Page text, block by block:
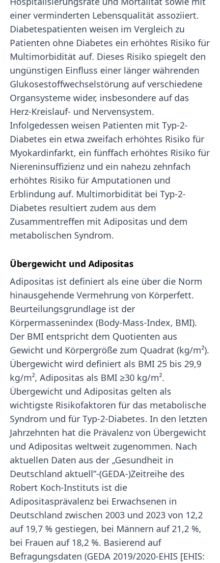
einer verminderten Lebensqualität assoziiert.
Diabetespatienten weisen im Vergleich zu
Patienten ohne Diabetes ein erhöhtes Risiko für
Multimorbidität auf. Dieses Risiko spiegelt den
ungünstigen Einfluss einer länger währenden
Glukosestoffwechselstörung auf verschiedene
Organsysteme wider, insbesondere auf das
Herz-Kreislauf- und Nervensystem.
Infolgedessen weisen Patienten mit Typ-2-
Diabetes ein etwa zweifach erhöhtes Risiko für
Myokardinfarkt, ein fünffach erhöhtes Risiko für
Niereninsuffizienz und ein nahezu zehnfach
erhöhtes Risiko für Amputationen und
Erblindung auf. Multimorbidität bei Typ-2-
Diabetes resultiert zudem aus dem
Zusammentreffen mit Adipositas und dem
metabolischen Syndrom.
Übergewicht und Adipositas
Adipositas ist definiert als eine über die Norm
hinausgehende Vermehrung von Körperfett.
Beurteilungsgrundlage ist der
Körpermassenindex (Body-Mass-Index, BMI).
Der BMI entspricht dem Quotienten aus
Gewicht und Körpergröße zum Quadrat (kg/m²).
Übergewicht wird definiert als BMI 25 bis 29,9
kg/m², Adipositas als BMI ≥30 kg/m².
Übergewicht und Adipositas gelten als
wichtigste Risikofaktoren für das metabolische
Syndrom und für Typ-2-Diabetes. In den letzten
Jahrzehnten hat die Prävalenz von Übergewicht
und Adipositas weltweit zugenommen. Nach
aktuellen Daten aus der „Gesundheit in
Deutschland aktuell”-(GEDA-)Zeitreihe des
Robert Koch-Instituts ist die
Adipositasprävalenz bei Erwachsenen in
Deutschland zwischen 2003 und 2023 von 12,2
auf 19,7 % gestiegen, bei Männern auf 21,2 %,
bei Frauen auf 18,2 %. Basierend auf
Befragungsdaten (GEDA 2019/2020-EHIS [EHIS: